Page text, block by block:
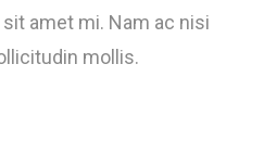
amet mi. Nam ac nisi
mollis.